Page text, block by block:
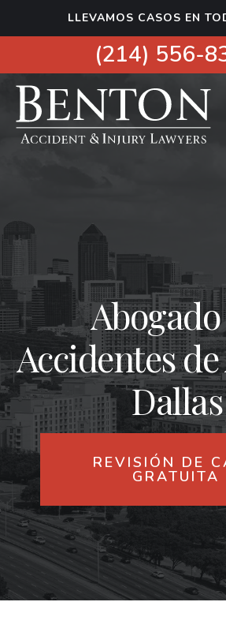
i
o
LLEVAMOS CASOS EN
(214) 556-
Accidentes
Dallas
REVISIÓN DE
GRATUITA